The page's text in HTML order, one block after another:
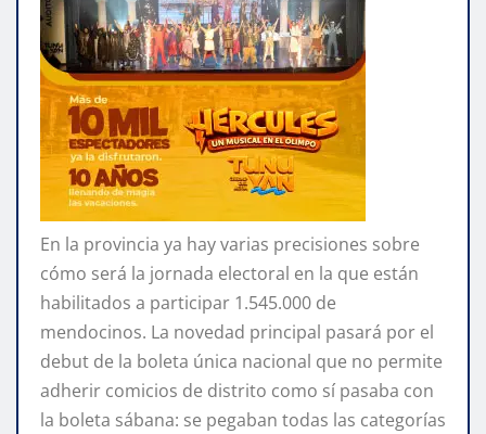
En la provincia ya hay varias precisiones sobre
cómo será la jornada electoral en la que están
habilitados a participar 1.545.000 de
mendocinos. La novedad principal pasará por el
debut de la boleta única nacional que no permite
adherir comicios de distrito como sí pasaba con
la boleta sábana: se pegaban todas las categorías